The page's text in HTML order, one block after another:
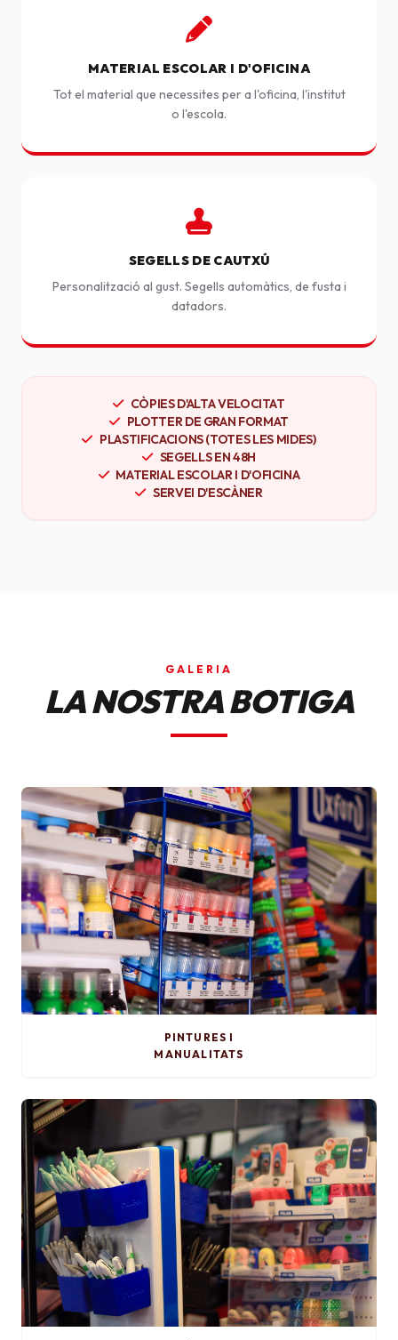
MATERIAL ESCOLAR I D'OFICINA
Tot el material que necessites per a l'oficina, l'institut
o l'escola.
SEGELLS DE CAUTXÚ
Personalització al gust. Segells automàtics, de fusta i
datadors.
CÒPIES D'ALTA VELOCITAT
PLOTTER DE GRAN FORMAT
PLASTIFICACIONS (TOTES LES MIDES)
SEGELLS EN 48H
MATERIAL ESCOLAR I D'OFICINA
SERVEI D'ESCÀNER
GALERIA
LA NOSTRA BOTIGA
PINTURES I
MANUALITATS